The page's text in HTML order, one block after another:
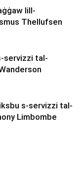
lill-
Thellufsen
servizzi tal-
s-servizzi tal-
Limbombe